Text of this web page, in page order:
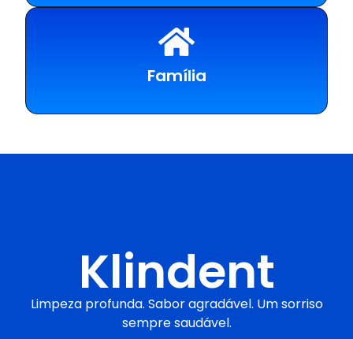
Família
Klindent
Limpeza profunda. Sabor agradável. Um sorriso
sempre saudável.